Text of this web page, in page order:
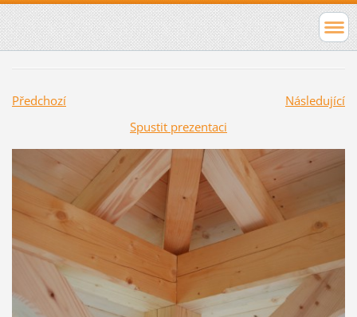
Předchozí
Následující
Spustit prezentaci